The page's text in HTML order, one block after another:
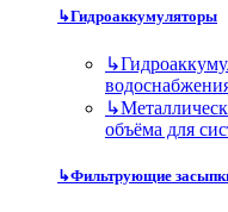
↳Гидроаккумуляторы
↳
↳
объёма для
↳Фильтрующие